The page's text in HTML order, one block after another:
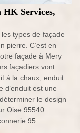
HK Services,
les types de façade
pierre. C’est en
façade à Mery
façadiers vont
à la chaux, enduit
d’enduit est une
le design
Oise 95540.
95.